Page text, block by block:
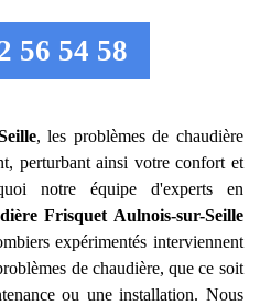
56 54 58
, les problèmes de chaudière
perturbant ainsi votre confort et
notre équipe d'experts en
Frisquet Aulnois-sur-Seille
expérimentés interviennent
de chaudière, que ce soit
ou une installation. Nous